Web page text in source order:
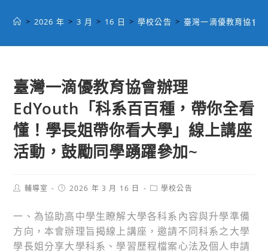
> 2026 年 > 3 月 > 16 日 > 學校公告 > 臺灣一滴優教育協會
臺灣一滴優教育協會辦理
EdYouth「科系百百種，帶你全看
懂！學長姐帶你看大學」線上講座
活動，鼓勵同學踴躍參加~
Post輔導室
Post2026 年 3 月 16 日
Post學校公告
一、為協助高中學生瞭解大學各科系內容與升學準備
方向，本會辦理旨揭線上講座，邀請不同科系之大學
學長姐分享大學科系、學習歷程檔案心法及個人申請